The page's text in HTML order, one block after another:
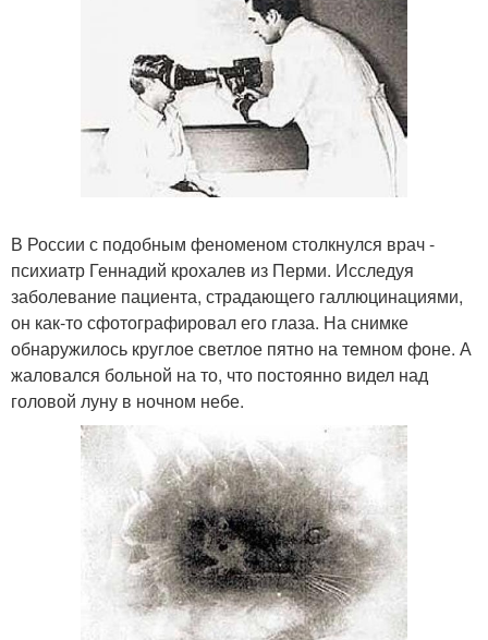
В России с подобным феноменом столкнулся врач -
психиатр Геннадий крохалев из Перми. Исследуя
заболевание пациента, страдающего галлюцинациями,
он как-то сфотографировал его глаза. На снимке
обнаружилось круглое светлое пятно на темном фоне. А
жаловался больной на то, что постоянно видел над
головой луну в ночном небе.